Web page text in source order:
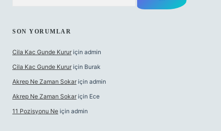
SON YORUMLAR
Cila Kac Gunde Kurur için admin
Cila Kac Gunde Kurur için Burak
Akrep Ne Zaman Sokar için admin
Akrep Ne Zaman Sokar için Ece
11 Pozisyonu Ne için admin